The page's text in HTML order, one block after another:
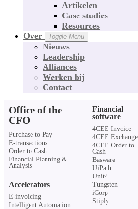
Artikelen
Case studies
Resources
Over
Toggle Menu
Nieuws
Leadership
Alliances
Werken bij
Contact
Office of the
CFO
Purchase to Pay
E-transactions
Order to Cash
Financial Planning &
Analysis
Accelerators
E-invoicing
Intelligent Automation
Financial
software
4CEE Invoice
4CEE Exchange
4CEE Order to
Cash
Basware
UiPath
Unit4
Tungsten
iCorp
Stiply